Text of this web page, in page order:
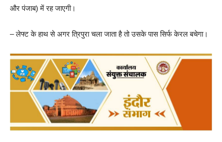
और पंजाब) में रह जाएगी।
– लेफ्ट के हाथ से अगर त्रिपुरा चला जाता है तो उसके पास सिर्फ केरल बचेगा।